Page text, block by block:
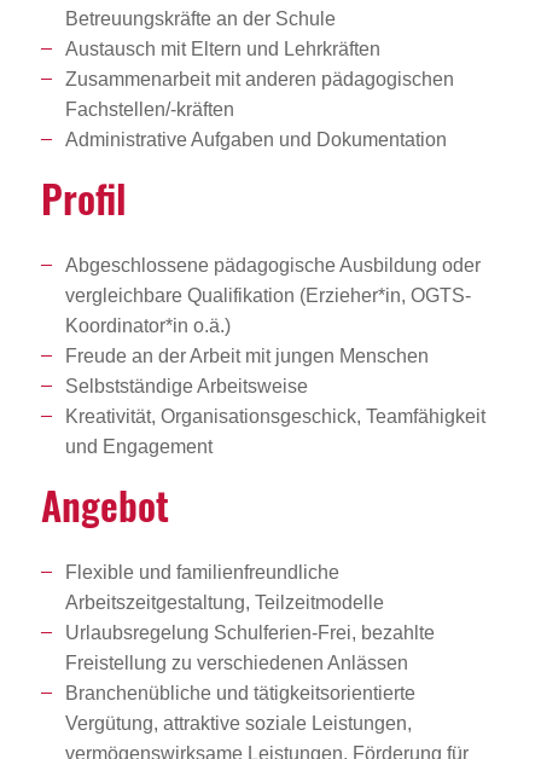
Betreuungskräfte an der Schule
Austausch mit Eltern und Lehrkräften
Zusammenarbeit mit anderen pädagogischen
Fachstellen/-kräften
Administrative Aufgaben und Dokumentation
Profil
Abgeschlossene pädagogische Ausbildung oder
vergleichbare Qualifikation (Erzieher*in, OGTS-
Koordinator*in o.ä.)
Freude an der Arbeit mit jungen Menschen
Selbstständige Arbeitsweise
Kreativität, Organisationsgeschick, Teamfähigkeit
und Engagement
Angebot
Flexible und familienfreundliche
Arbeitszeitgestaltung, Teilzeitmodelle
Urlaubsregelung Schulferien-Frei, bezahlte
Freistellung zu verschiedenen Anlässen
Branchenübliche und tätigkeitsorientierte
Vergütung, attraktive soziale Leistungen,
vermögenswirksame Leistungen, Förderung für